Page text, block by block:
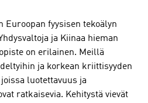
Euroopan fyysisen tekoälyn
ja Kiinaa hieman
on erilainen. Meillä
ja korkean kriittisyyden
luotettavuus ja
ratkaisevia. Kehitystä vievät